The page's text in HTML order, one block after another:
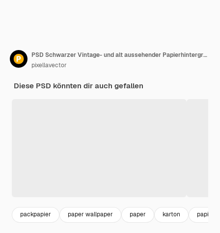
PSD Schwarzer Vintage- und alt aussehender Papierhintergrund mit einer Grunge-Textur
pixellavector
Diese PSD könnten dir auch gefallen
packpapier paper wallpaper paper karton